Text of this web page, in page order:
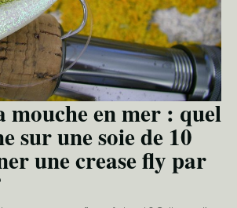
mouche en mer : quel
sur une soie de 10
une crease fly par